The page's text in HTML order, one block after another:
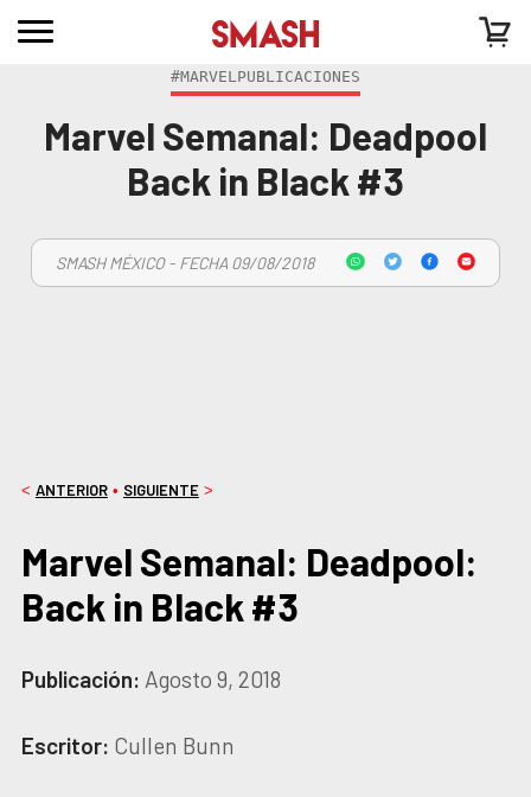
#MARVELPUBLICACIONES
Marvel Semanal: Deadpool
Back in Black #3
SMASH MÉXICO - FECHA 09/08/2018
< ANTERIOR• SIGUIENTE>
Marvel Semanal: Deadpool:
Back in Black #3
Publicación: Agosto 9, 2018
Escritor: Cullen Bunn